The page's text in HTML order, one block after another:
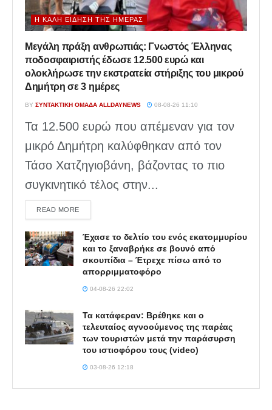
Η ΚΑΛΉ ΕΊΔΗΣΗ ΤΗΣ ΗΜΈΡΑΣ
Μεγάλη πράξη ανθρωπιάς: Γνωστός Έλληνας
ποδοσφαιριστής έδωσε 12.500 ευρώ και
ολοκλήρωσε την εκστρατεία στήριξης του μικρού
Δημήτρη σε 3 ημέρες
BY ΣΥΝΤΑΚΤΙΚΉ ΟΜΆΔΑ ALLDAYNEWS 08-08-26 11:10
Τα 12.500 ευρώ που απέμεναν για τον
μικρό Δημήτρη καλύφθηκαν από τον
Τάσο Χατζηγιοβάνη, βάζοντας το πιο
συγκινητικό τέλος στην...
READ MOREDETAILS
Έχασε το δελτίο του ενός εκατομμυρίου
και το ξαναβρήκε σε βουνό από
σκουπίδια – Έτρεχε πίσω από το
απορριμματοφόρο
04-08-26 22:02
Τα κατάφεραν: Βρέθηκε και ο
τελευταίος αγνοούμενος της παρέας
των τουριστών μετά την παράσυρση
του ιστιοφόρου τους (video)
03-08-26 12:18